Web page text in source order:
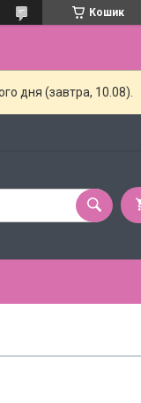
Кошик
дня (завтра, 10.08).